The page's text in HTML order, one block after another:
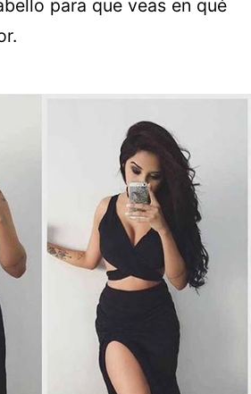
para que veas en qué